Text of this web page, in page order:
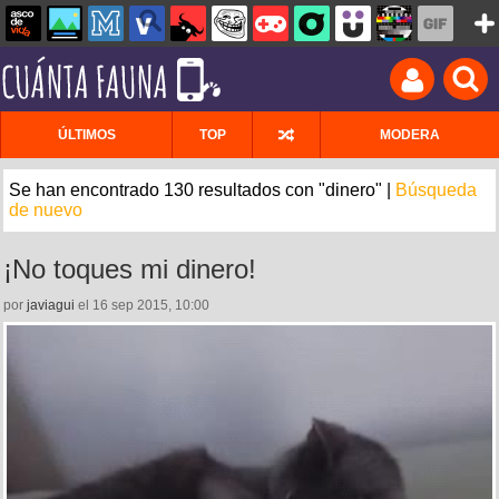
ÚLTIMOS TOP MODERA
Se han encontrado 130 resultados con "dinero" |
Búsqueda
de nuevo
¡No toques mi dinero!
por javiagui el 16 sep 2015, 10:00